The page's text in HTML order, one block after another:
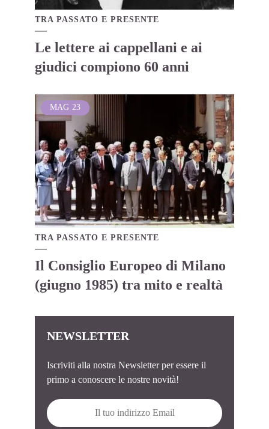
TRA PASSATO E PRESENTE
Le lettere ai cappellani e ai
giudici compiono 60 anni
MAG 23
TRA PASSATO E PRESENTE
Il Consiglio Europeo di Milano
(giugno 1985) tra mito e realtà
NEWSLETTER
Iscriviti alla nostra Newsletter per essere il
primo a conoscere le nostre novità!